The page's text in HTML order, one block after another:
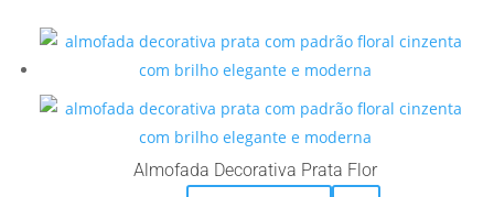
Almofada Decorativa Prata Flor